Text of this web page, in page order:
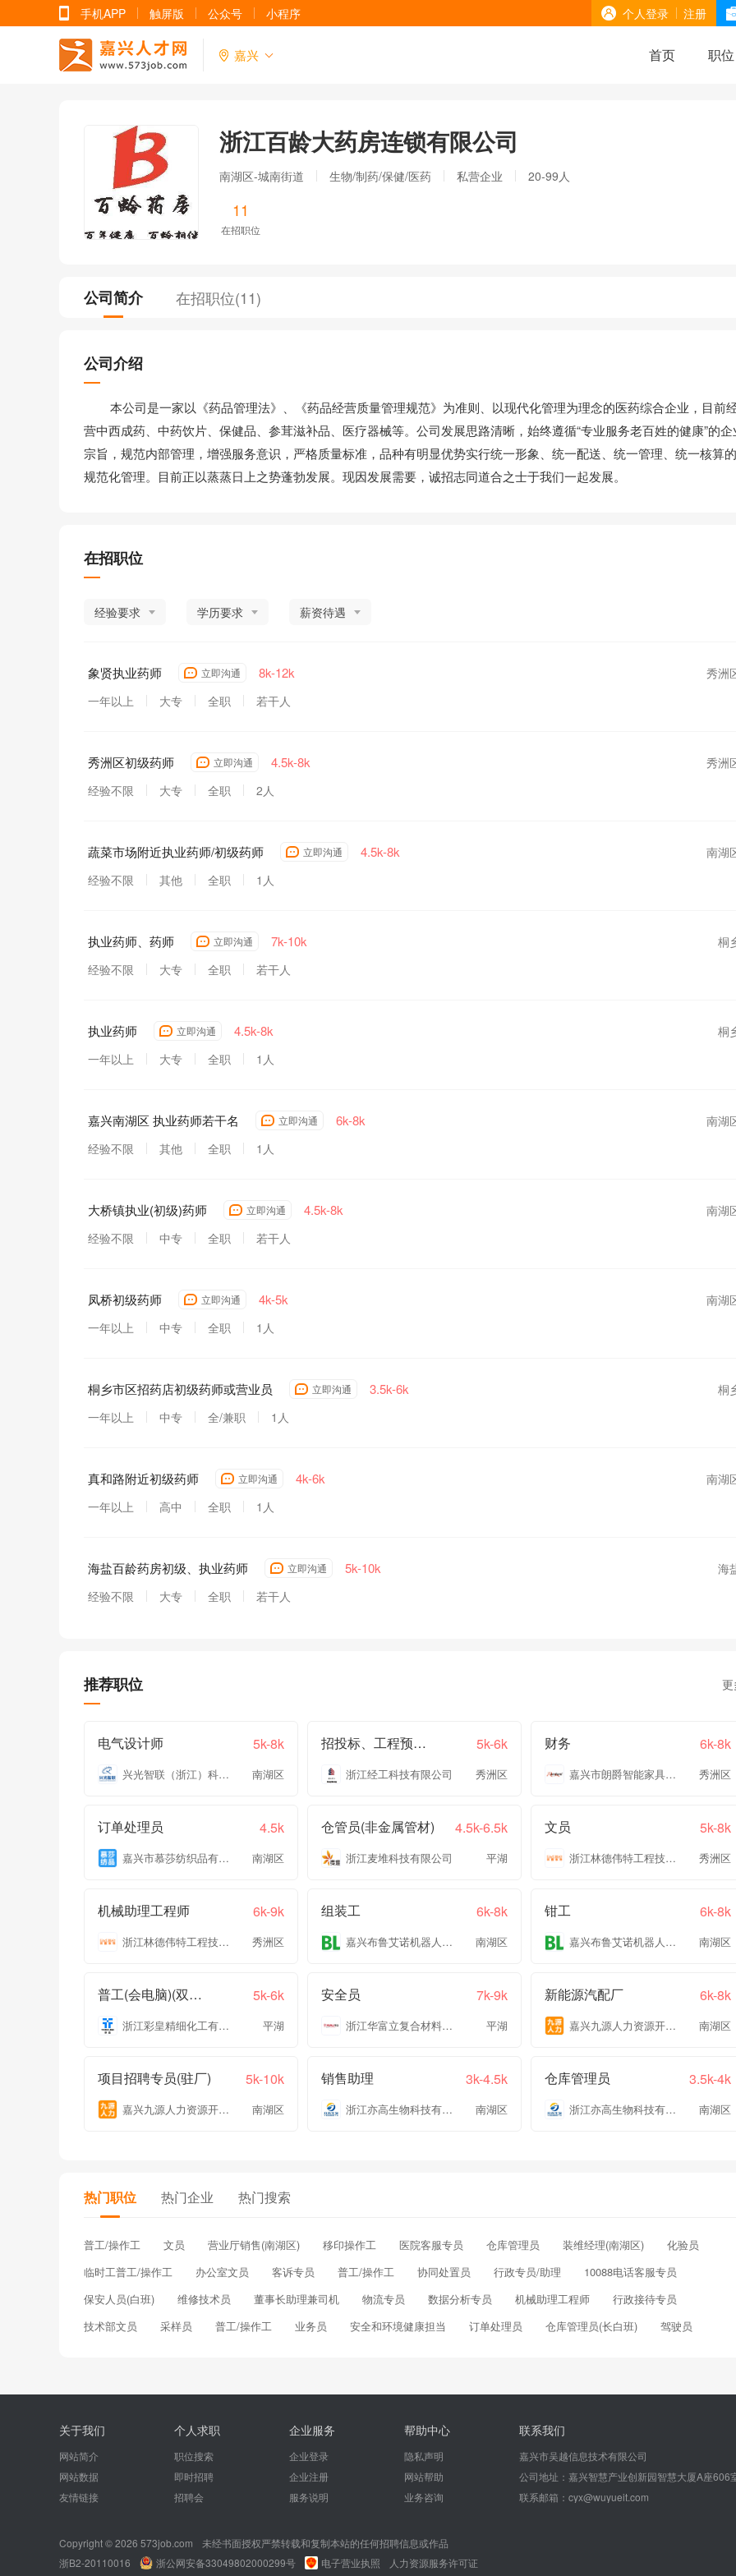
个人登录 注册
手机APP 触屏版 公众号 小程序
嘉兴 首页 职位
浙江百龄大药房连锁有限公司
南湖区-城南街道 生物/制药/保健/医药 私营企业 20-99人
11
在招职位
公司简介 在招职位(11)
公司介绍
本公司是一家以《药品管理法》、《药品经营质量管理规范》为准则、以现代化管理为理念的医药综合企业，目前
营中西成药、中药饮片、保健品、参茸滋补品、医疗器械等。公司发展思路清晰，始终遵循“专业服务老百姓的健康”的企
宗旨，规范内部管理，增强服务意识，严格质量标准，品种有明显优势实行统一形象、统一配送、统一管理、统一核算的
规范化管理。目前正以蒸蒸日上之势蓬勃发展。现因发展需要，诚招志同道合之士于我们一起发展。
在招职位
经验要求 学历要求 薪资待遇
象贤执业药师 8k-12k
立即沟通
一年以上 大专 全职 若干人
秀洲
秀洲区初级药师 4.5k-8k
立即沟通
经验不限 大专 全职 2人
秀洲
蔬菜市场附近执业药师/初级药师 4.5k-8k
立即沟通
经验不限 其他 全职 1人
南湖
执业药师、药师 7k-10k
立即沟通
经验不限 大专 全职 若干人
桐
执业药师 4.5k-8k
立即沟通
一年以上 大专 全职 1人
桐
嘉兴南湖区 执业药师若干名 6k-8k
立即沟通
经验不限 其他 全职 1人
南湖
大桥镇执业(初级)药师 4.5k-8k
立即沟通
经验不限 中专 全职 若干人
南湖
凤桥初级药师 4k-5k
立即沟通
一年以上 中专 全职 1人
南湖
桐乡市区招药店初级药师或营业员 3.5k-6k
立即沟通
一年以上 中专 全/兼职 1人
桐
真和路附近初级药师 4k-6k
立即沟通
一年以上 高中 全职 1人
南湖
海盐百龄药房初级、执业药师 5k-10k
立即沟通
经验不限 大专 全职 若干人
海
推荐职位 更
电气设计师 5k-8k
兴光智联（浙江）科技有限公司 南湖区
招投标、工程预结算 5k-6k
浙江经工科技有限公司 秀洲区
财务 6k-8k
嘉兴市朗爵智能家具有限公司 秀洲区
订单处理员 4.5k
嘉兴市慕莎纺织品有限公司 南湖区
仓管员(非金属管材) 4.5k-6.5k
浙江麦堆科技有限公司 平湖
文员 5k-8k
浙江林德伟特工程技术有限公司 秀洲区
机械助理工程师 6k-9k
浙江林德伟特工程技术有限公司 秀洲区
组装工 6k-8k
嘉兴布鲁艾诺机器人有限公司 南湖区
钳工 6k-8k
嘉兴布鲁艾诺机器人有限公司 南湖区
普工(会电脑)(双休+五险一金) 5k-6k
浙江彩皇精细化工有限公司 平湖
安全员 7k-9k
浙江华富立复合材料有限公司 平湖
新能源汽配厂 6k-8k
嘉兴九源人力资源开发有限公司 南湖区
项目招聘专员(驻厂) 5k-10k
嘉兴九源人力资源开发有限公司 南湖区
销售助理 3k-4.5k
浙江亦高生物科技有限公司 南湖区
仓库管理员 3.5k-4k
浙江亦高生物科技有限公司 南湖区
热门职位 热门企业 热门搜索
普工/操作工 文员 营业厅销售(南湖区) 移印操作工 医院客服专员 仓库管理员 装维经理(南湖区)
化验员
临时工普工/操作工
办公室文员 客诉专员 普工/操作工 协同处置员 行政专员/助理
10088电话客服专员
保安人员(白班)
维修技术员 董事长助理兼司机 物流专员 数据分析专员 机械助理工程师
行政接待专员
技术部文员
采样员 普工/操作工 业务员 安全和环境健康担当 订单处理员 仓库管理员(长白班) 驾驶员
关于我们
网站简介
网站数据
友情链接
个人求职
职位搜索
即时招聘
招聘会
企业服务
企业登录
企业注册
服务说明
帮助中心
隐私声明
网站帮助
业务咨询
联系我们
嘉兴市吴越信息技术有限公司
公司地址：嘉兴智慧产业创新园智慧大厦A座606
联系邮箱：cyx@wuyueit.com
Copyright © 2026 573job.com
未经书面授权严禁转载和复制本站的任何招聘信息或作品
浙B2-20110016
浙公网安备33049802000299号 电子营业执照 人力资源服务许可证